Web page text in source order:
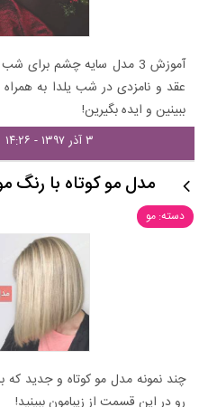
آموزش 3 مدل سایه چشم
عقد و نامزدی در شب یلدا به
ببینین و ایده بگیرین!
۳ آذر ۱۳۹۷ - ۱۴:۲۶
مدل مو کوتاه با
دسته: مو
چند نمونه مدل مو کوتاه و جدید که
رو در این قسمت از زیبامون ببینید!